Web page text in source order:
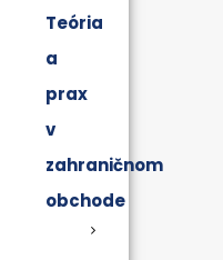
Teória
a
prax
v
zahraničnom
obchode